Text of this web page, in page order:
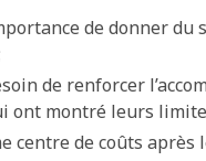
de donner du
de renforcer
ont montré leurs
centre de coûts